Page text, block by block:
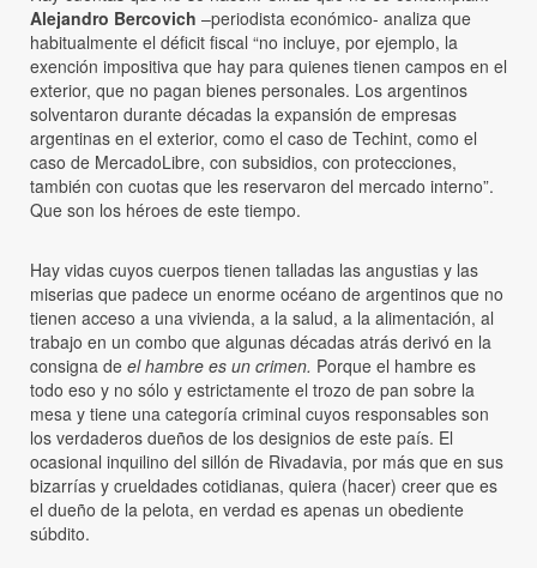
Alejandro Bercovich –periodista económico- analiza que
habitualmente el déficit fiscal “no incluye, por ejemplo, la
exención impositiva que hay para quienes tienen campos en el
exterior, que no pagan bienes personales. Los argentinos
solventaron durante décadas la expansión de empresas
argentinas en el exterior, como el caso de Techint, como el
caso de MercadoLibre, con subsidios, con protecciones,
también con cuotas que les reservaron del mercado interno”.
Que son los héroes de este tiempo.
Hay vidas cuyos cuerpos tienen talladas las angustias y las
miserias que padece un enorme océano de argentinos que no
tienen acceso a una vivienda, a la salud, a la alimentación, al
trabajo en un combo que algunas décadas atrás derivó en la
consigna de el hambre es un crimen. Porque el hambre es
todo eso y no sólo y estrictamente el trozo de pan sobre la
mesa y tiene una categoría criminal cuyos responsables son
los verdaderos dueños de los designios de este país. El
ocasional inquilino del sillón de Rivadavia, por más que en sus
bizarrías y crueldades cotidianas, quiera (hacer) creer que es
el dueño de la pelota, en verdad es apenas un obediente
súbdito.